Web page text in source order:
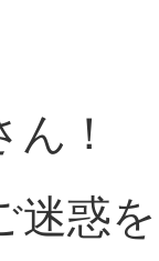
！
迷惑